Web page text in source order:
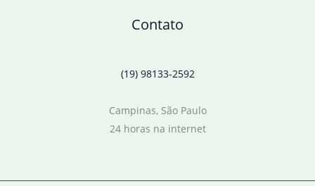
Contato
(19) 98133-2592
Campinas, São Paulo
24 horas na internet